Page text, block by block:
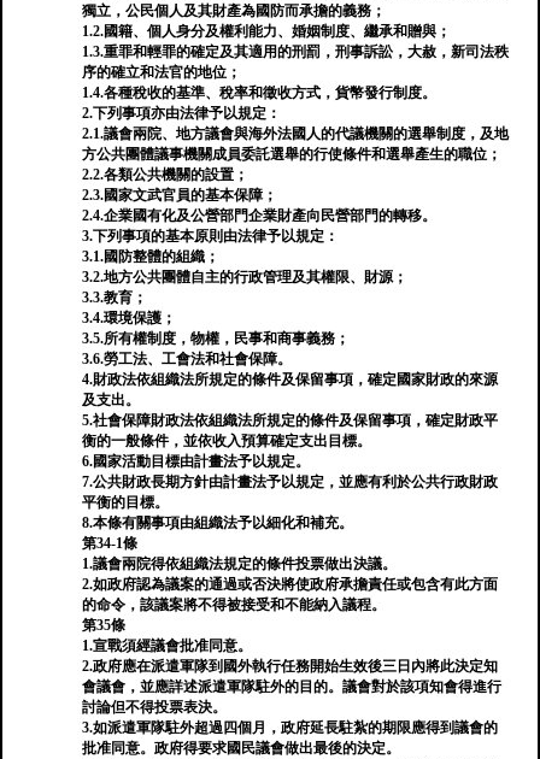
獨立，公民個人及其財產為國防而承擔的義務；
1.2.國籍、個人身分及權利能力、婚姻制度、繼承和贈與；
1.3.重罪和輕罪的確定及其適用的刑罰，刑事訴訟，大赦，新司法秩
序的確立和法官的地位；
1.4.各種稅收的基準、稅率和徵收方式，貨幣發行制度。
2.下列事項亦由法律予以規定：
2.1.議會兩院、地方議會與海外法國人的代議機關的選舉制度，及地
方公共團體議事機關成員委託選舉的行使條件和選舉產生的職位；
2.2.各類公共機關的設置；
2.3.國家文武官員的基本保障；
2.4.企業國有化及公營部門企業財產向民營部門的轉移。
3.下列事項的基本原則由法律予以規定：
3.1.國防整體的組織；
3.2.地方公共團體自主的行政管理及其權限、財源；
3.3.教育；
3.4.環境保護；
3.5.所有權制度，物權，民事和商事義務；
3.6.勞工法、工會法和社會保障。
4.財政法依組織法所規定的條件及保留事項，確定國家財政的來源
及支出。
5.社會保障財政法依組織法所規定的條件及保留事項，確定財政平
衡的一般條件，並依收入預算確定支出目標。
6.國家活動目標由計畫法予以規定。
7.公共財政長期方針由計畫法予以規定，並應有利於公共行政財政
平衡的目標。
8.本條有關事項由組織法予以細化和補充。
第34-1條
1.議會兩院得依組織法規定的條件投票做出決議。
2.如政府認為議案的通過或否決將使政府承擔責任或包含有此方面
的命令，該議案將不得被接受和不能納入議程。
第35條
1.宣戰須經議會批准同意。
2.政府應在派遣軍隊到國外執行任務開始生效後三日內將此決定知
會議會，並應詳述派遣軍隊駐外的目的。議會對於該項知會得進行
討論但不得投票表決。
3.如派遣軍隊駐外超過四個月，政府延長駐紮的期限應得到議會的
批准同意。政府得要求國民議會做出最後的決定。